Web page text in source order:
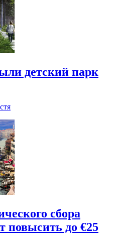
детский парк
сбора
повысить до €25